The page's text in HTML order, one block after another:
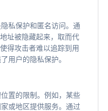
私保护和匿名访问。通
址被隐藏起来，取而代
得攻击者难以追踪到用
用户的隐私保护。
置的限制。例如，某些
或地区提供服务。通过